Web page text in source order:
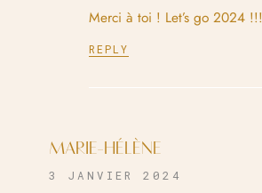
Merci à toi ! Let’s go 2024 !!!
REPLY
MARIE-HÉLÈNE
3 JANVIER 2024